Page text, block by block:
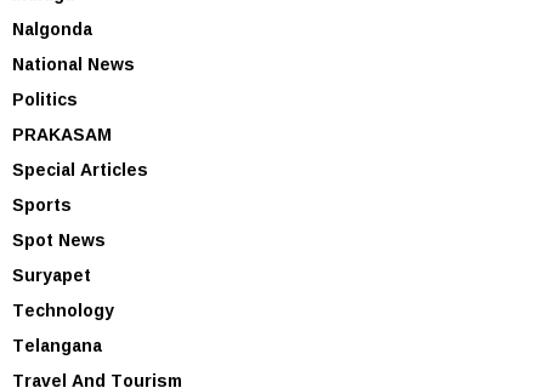
Nalgonda
National News
Politics
PRAKASAM
Special Articles
Sports
Spot News
Suryapet
Technology
Telangana
Travel And Tourism